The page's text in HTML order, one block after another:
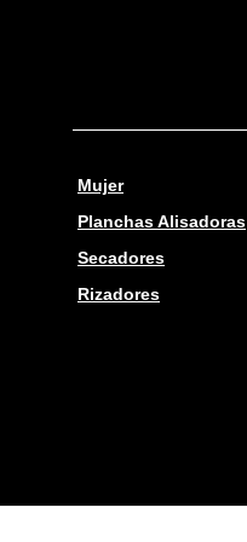
Mujer
Planchas Alisadoras
Secadores
Rizadores